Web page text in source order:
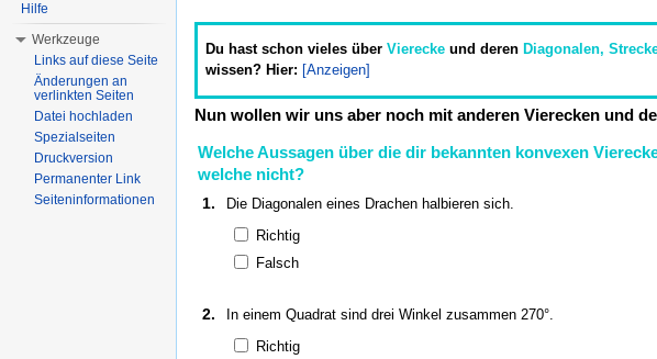
Du hast schon vieles über Vierecke und deren Diagonalen,
wissen? Hier: [Anzeigen]
Nun wollen wir uns aber noch mit anderen Vierecken und
Welche Aussagen über die dir bekannten konvexen
welche nicht?
1.
Die Diagonalen eines Drachen halbieren sich.
Richtig
Falsch
2.
In einem Quadrat sind drei Winkel zusammen 270°.
Richtig
Hilfe
Werkzeuge
Links auf diese Seite
Änderungen an
verlinkten Seiten
Datei hochladen
Spezialseiten
Druckversion
Permanenter Link
Seiteninformationen